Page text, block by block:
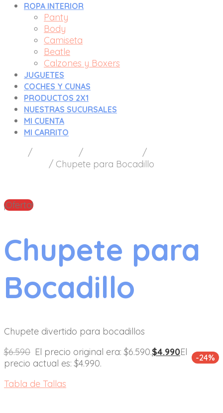
ROPA INTERIOR
Panty
Body
Camiseta
Beatle
Calzones y Boxers
JUGUETES
COCHES Y CUNAS
PRODUCTOS 2X1
NUESTRAS SUCURSALES
MI CUENTA
MI CARRITO
/ / /
/ Chupete para Bocadillo
¡Oferta!
Chupete para
Bocadillo
Chupete divertido para bocadillos
$6.590 El precio original era: $6.590.$4.990El
precio actual es: $4.990.
-24%
Tabla de Tallas